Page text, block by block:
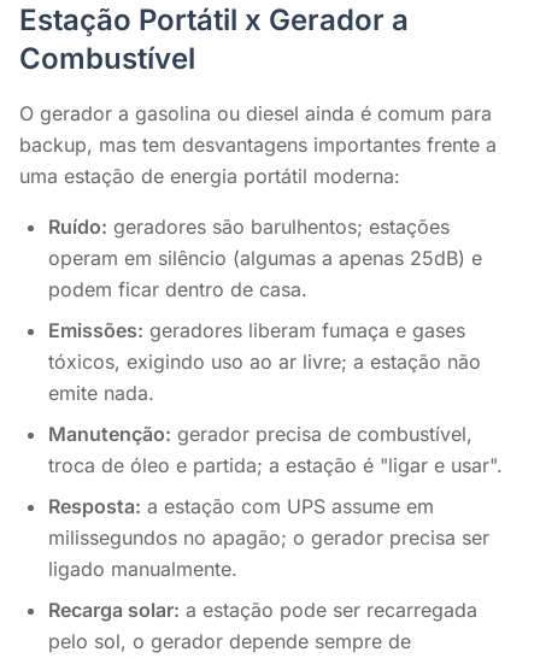
Estação Portátil x Gerador a
Combustível
O gerador a gasolina ou diesel ainda é comum para
backup, mas tem desvantagens importantes frente a
uma estação de energia portátil moderna:
Ruído: geradores são barulhentos; estações
operam em silêncio (algumas a apenas 25dB) e
podem ficar dentro de casa.
Emissões: geradores liberam fumaça e gases
tóxicos, exigindo uso ao ar livre; a estação não
emite nada.
Manutenção: gerador precisa de combustível,
troca de óleo e partida; a estação é "ligar e usar".
Resposta: a estação com UPS assume em
milissegundos no apagão; o gerador precisa ser
ligado manualmente.
Recarga solar: a estação pode ser recarregada
pelo sol, o gerador depende sempre de